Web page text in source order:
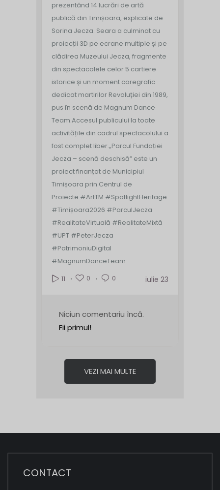
prezentând 14 lucrări de artă
publică din Timișoara, explicate de
Sorina Jecza. Seara a culminat cu
proiecții 3D pe ecrane multiple și pe
clădirea Muzeului Jecza, fragmente
din spectacolele celor 5 cartiere
istorice și un moment coregrafic
dedicat martirilor Revoluției din 1989,
pus în scenă de Magnum Dance
Team.Accesul publicului la toate
activitățile din cadrul spectacolului a
fost complet liber.„Parcul Fundației
Jecza – scenă deschisă” este un
proiect finanțat de Municipiul
Timișoara prin Centrul de
Proiecte.#ArtTM #SpotlightHeritage
#Timișoara2026 #ParculJecza
#RealitateVirtuală #RealitateMixtă
#UPT #PeterJecza
#PatrimoniuDigital
#MagnumDanceTeam
11
0 0 iulie 23
Niciun comentariu încă.
Fii primul!
VEZI MAI MULTE
CONTACT